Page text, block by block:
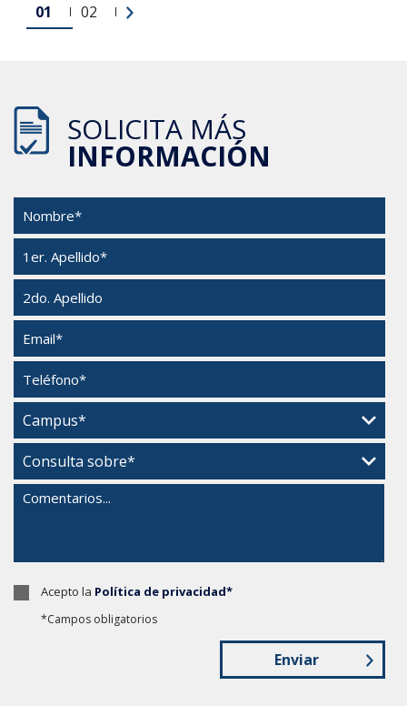
01 02
SOLICITA MÁS
INFORMACIÓN
Acepto la Política de privacidad*
*Campos obligatorios
Enviar